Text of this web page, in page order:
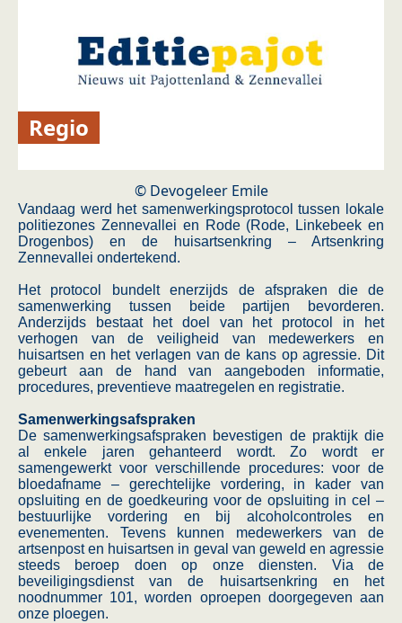
Regio
© Devogeleer Emile
Vandaag werd het samenwerkingsprotocol tussen lokale
politiezones Zennevallei en Rode (Rode, Linkebeek en
Drogenbos) en de huisartsenkring – Artsenkring
Zennevallei ondertekend.
Het protocol bundelt enerzijds de afspraken die de
samenwerking tussen beide partijen bevorderen.
Anderzijds bestaat het doel van het protocol in het
verhogen van de veiligheid van medewerkers en
huisartsen en het verlagen van de kans op agressie. Dit
gebeurt aan de hand van aangeboden informatie,
procedures, preventieve maatregelen en registratie.
Samenwerkingsafspraken
De samenwerkingsafspraken bevestigen de praktijk die
al enkele jaren gehanteerd wordt. Zo wordt er
samengewerkt voor verschillende procedures: voor de
bloedafname – gerechtelijke vordering, in kader van
opsluiting en de goedkeuring voor de opsluiting in cel –
bestuurlijke vordering en bij alcoholcontroles en
evenementen. Tevens kunnen medewerkers van de
artsenpost en huisartsen in geval van geweld en agressie
steeds beroep doen op onze diensten. Via de
beveiligingsdienst van de huisartsenkring en het
noodnummer 101, worden oproepen doorgegeven aan
onze ploegen.